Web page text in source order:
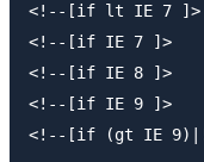
<!--[if lt IE 7 ]>
<!--[if IE 7 ]>
<!--[if IE 8 ]>
<!--[if IE 9 ]>